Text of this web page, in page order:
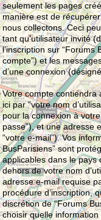
seulement les pages
manière est de
nous collectons. Ceci
tant qu’utilisateur invité
l’inscription sur “Forums
compte”) et les
d’une connexion
Votre compte contiendra
ici par “votre nom
pour la connexion à
passe”), et une adresse
“votre e-mail”). Vos
BusParisiens” sont
applicables dans le pays
dehors de votre nom
adresse e-mail requise
procédure d’inscription,
discrétion de “Forums
choisir quelle